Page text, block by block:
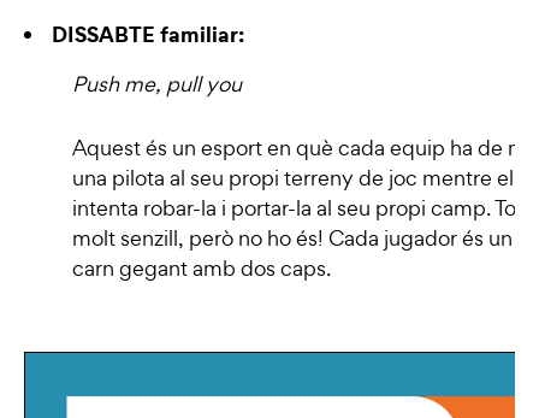
DISSABTE familiar:
Push me, pull you
Aquest és un esport en què cada equip ha de
una pilota al seu propi terreny de joc mentre el
intenta robar-la i portar-la al seu propi camp. Tot
molt senzill, però no ho és! Cada jugador és un
carn gegant amb dos caps.